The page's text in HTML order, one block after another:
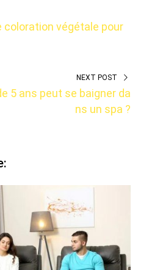
coloration végétale pour
NEXT POST
5 ans peut se baigner da
ns un spa ?